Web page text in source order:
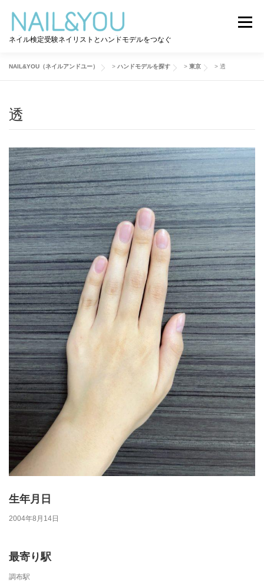
ネイル検定受験ネイリストとハンドモデルをつなぐ
メニュー
ハンドモデルを探す
お問い合わせ
NAIL&YOU（ネイルアンドユー） > ハンドモデルを探す > 東京 > 透
透
生年月日
2004年8月14日
最寄り駅
調布駅